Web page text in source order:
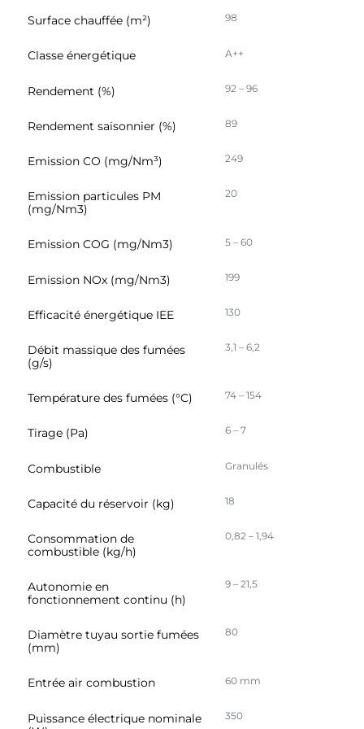
Surface chauffée (m²) 98
Classe énergétique A++
Rendement (%) 92 – 96
Rendement saisonnier (%) 89
Emission CO (mg/Nm³) 249
Emission particules PM
(mg/Nm3)
20
Emission COG (mg/Nm3) 5 – 60
Emission NOx (mg/Nm3) 199
Efficacité énergétique IEE 130
Débit massique des fumées
(g/s)
3,1 – 6,2
Température des fumées (°C) 74 – 154
Tirage (Pa) 6 – 7
Combustible Granulés
Capacité du réservoir (kg) 18
Consommation de
combustible (kg/h)
0,82 – 1,94
Autonomie en
fonctionnement continu (h)
9 – 21,5
Diamètre tuyau sortie fumées
(mm)
80
Entrée air combustion 60 mm
Puissance électrique nominale
350